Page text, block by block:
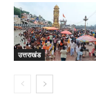
उत्तराखंड